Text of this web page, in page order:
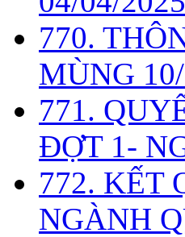
770.
MÙNG
771.
ĐỢT 1-
772. KẾT
NGÀNH